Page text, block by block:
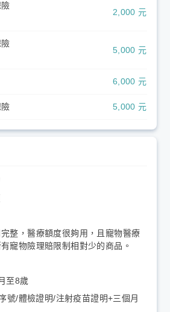
2,000 元
5,000 元
6,000 元
5,000 元
整，醫療額度很夠用，且寵物醫療
寵物險理賠限制相對少的商品。
至8歲
號/體檢證明/注射疫苗證明+三個月